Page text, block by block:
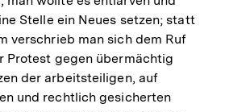
Stelle ein Neues setzen; statt
verschrieb man sich dem Ruf
Protest gegen übermächtig
der arbeitsteiligen, auf
und rechtlich gesicherten